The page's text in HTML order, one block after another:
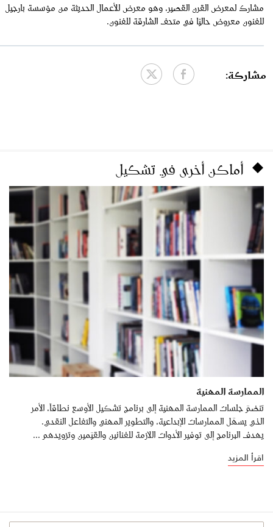
مشارك لمعرض القرن القصير، وهو معرض للأعمال الحديثة من مؤسسة بارجيل
للفنون معروض حاليًا في متحف الشارقة للفنون.
مشاركة:
أماكن أخرى في تشكيل
الممارسة المهنية
تنضمّ جلسات الممارسة المهنية إلى برنامج تشكيل الأوسع نطاقاً، الأمر
الذي يسهّل الممارسات الإبداعية، والتطوير المهني والتفاعل النقدي.
يهدف البرنامج إلى توفير الأدوات اللازمة للفنانين والقيّمين وتزويدهم ...
اقرأ المزيد